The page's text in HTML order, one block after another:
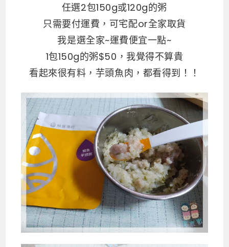
任選2包150g或120g的粥
只需要付運費，可宅配or全家取貨
我是選全家~運費便宜一點~
1包150g的粥$50，我覺得不算貴
看起來很有料，芋頭魚肉，都看得到！！